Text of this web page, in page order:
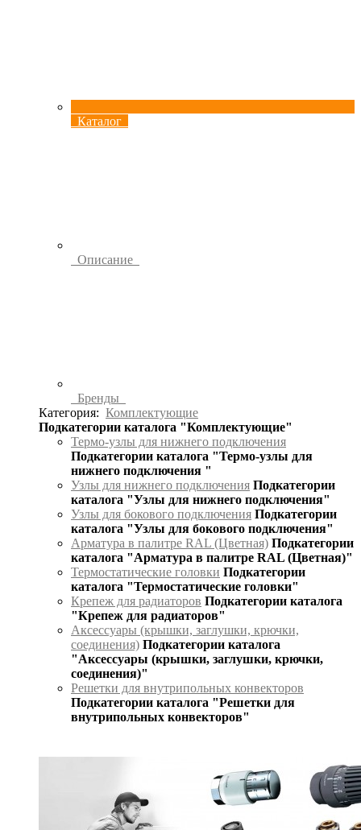
Каталог
Описание
Бренды
Категория: Комплектующие
Подкатегории каталога "Комплектующие"
Термо-узлы для нижнего подключения
Подкатегории каталога "Термо-узлы для
нижнего подключения "
Узлы для нижнего подключения Подкатегории
каталога "Узлы для нижнего подключения"
Узлы для бокового подключения Подкатегории
каталога "Узлы для бокового подключения"
Арматура в палитре RAL (Цветная) Подкатегории
каталога "Арматура в палитре RAL (Цветная)"
Термостатические головки Подкатегории
каталога "Термостатические головки"
Крепеж для радиаторов Подкатегории каталога
"Крепеж для радиаторов"
Аксессуары (крышки, заглушки, крючки,
соединения) Подкатегории каталога
"Аксессуары (крышки, заглушки, крючки,
соединения)"
Решетки для внутрипольных конвекторов
Подкатегории каталога "Решетки для
внутрипольных конвекторов"